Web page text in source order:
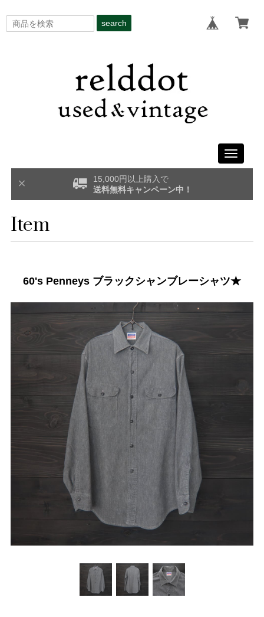
search
Toggle
15,000円以上購入で
送料無料キャンペーン中！
Item
60's Penneys ブラックシャンブレーシャツ★